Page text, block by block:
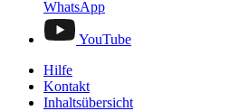
WhatsApp
YouTube
Hilfe
Kontakt
Inhaltsübersicht